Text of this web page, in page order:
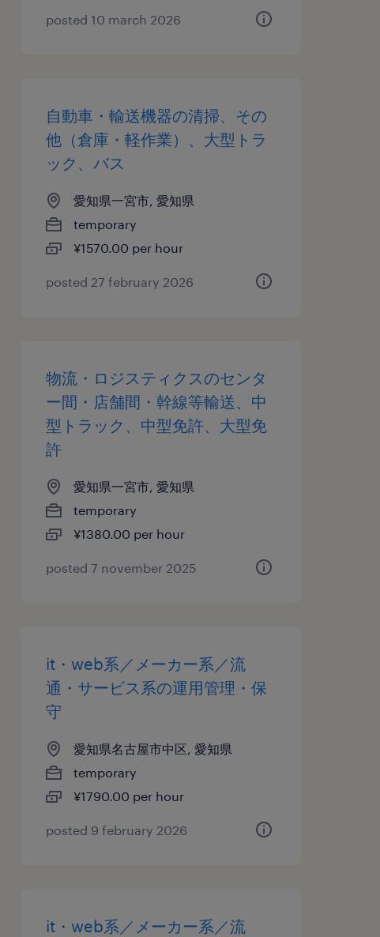
posted 10 march 2026
自動車・輸送機器の清掃、その
他（倉庫・軽作業）、大型トラ
ック、バス
愛知県一宮市, 愛知県
temporary
¥1570.00 per hour
posted 27 february 2026
物流・ロジスティクスのセンタ
ー間・店舗間・幹線等輸送、中
型トラック、中型免許、大型免
許
愛知県一宮市, 愛知県
temporary
¥1380.00 per hour
posted 7 november 2025
it・web系／メーカー系／流
通・サービス系の運用管理・保
守
愛知県名古屋市中区, 愛知県
temporary
¥1790.00 per hour
posted 9 february 2026
it・web系／メーカー系／流